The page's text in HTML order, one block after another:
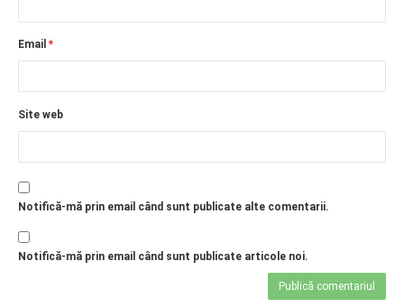
Email *
Site web
Notifică-mă prin email când sunt publicate alte comentarii.
Notifică-mă prin email când sunt publicate articole noi.